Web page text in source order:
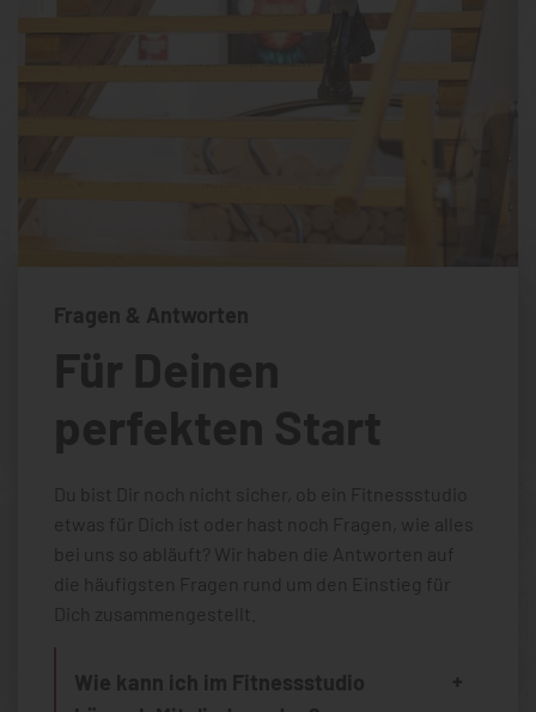
Fragen & Antworten
Für Deinen
perfekten Start
Du bist Dir noch nicht sicher, ob ein Fitnessstudio
etwas für Dich ist oder hast noch Fragen, wie alles
bei uns so abläuft? Wir haben die Antworten auf
die häufigsten Fragen rund um den Einstieg für
Dich zusammengestellt.
Wie kann ich im Fitnessstudio